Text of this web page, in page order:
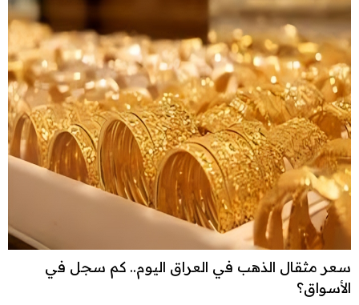
سعر مثقال الذهب في العراق اليوم.. كم سجل في
الأسواق؟